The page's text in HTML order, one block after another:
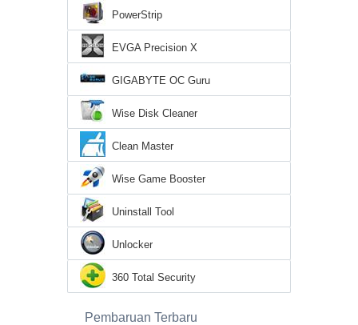
PowerStrip
EVGA Precision X
GIGABYTE OC Guru
Wise Disk Cleaner
Clean Master
Wise Game Booster
Uninstall Tool
Unlocker
360 Total Security
Pembaruan Terbaru